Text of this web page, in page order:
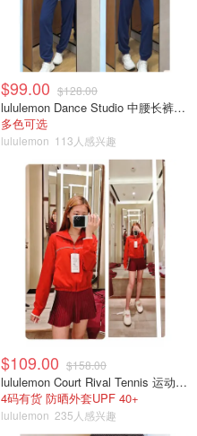
$99.00 $128.00
lululemon Dance Studio 中腰长裤 女装常规款
多色可选
lululemon 113人感兴趣
$109.00 $158.00
lululemon Court Rival Tennis 运动夹克 女士
4码有货 防晒外套UPF 40+
lululemon 235人感兴趣